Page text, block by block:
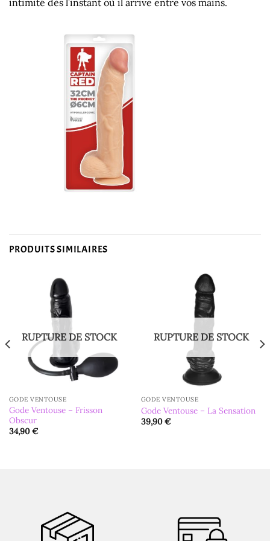
PRODUITS SIMILAIRES
RUPTURE DE STOCK
GODE VENTOUSE
Gode Ventouse – Frisson
Obscur
34,90€
RUPTURE DE STOCK
GODE VENTOUSE
Gode Ventouse – La Sensation
39,90€